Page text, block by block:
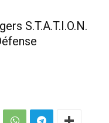
S.T.A.T.I.O.N.